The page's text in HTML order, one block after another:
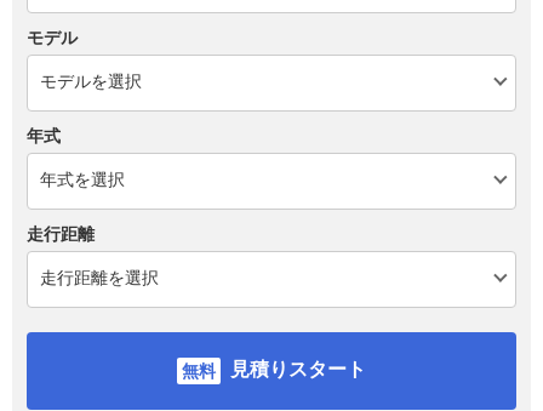
モデル
年式
走行距離
見積りスタート